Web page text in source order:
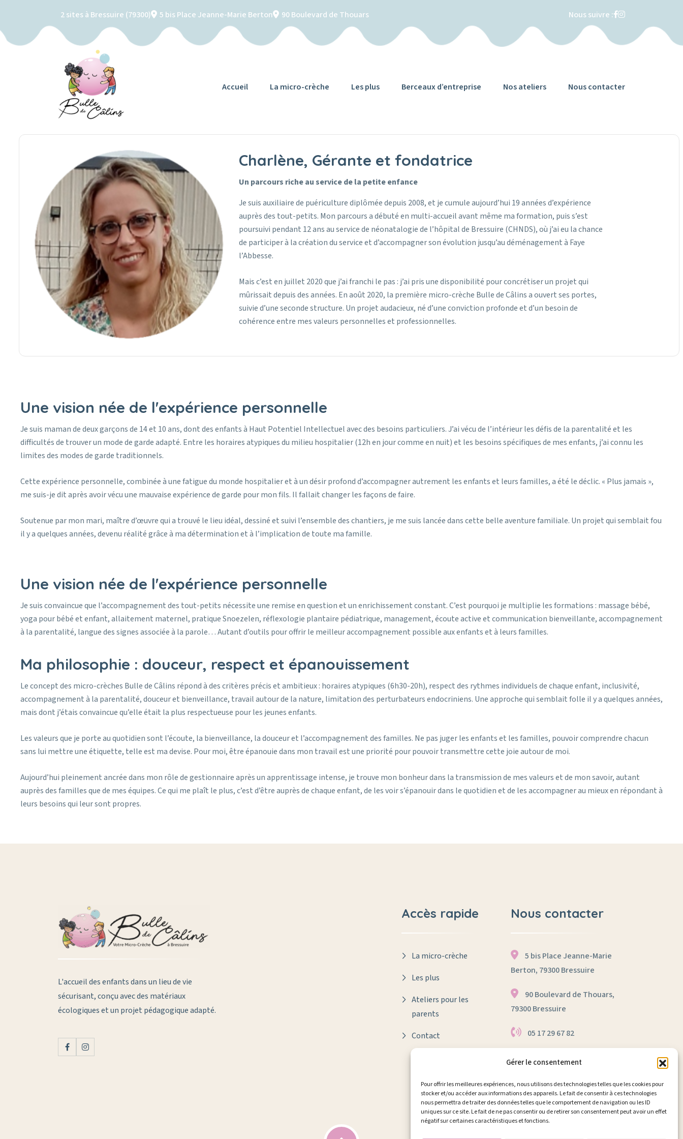
Gérer le consentement
Pour offrir les meilleures expériences, nous utilisons des technologies telles que les cookies pour
stocker et/ou accéder aux informations des appareils. Le fait de consentir à ces technologies
nous permettra de traiter des données telles que le comportement de navigation ou les ID
uniques sur ce site. Le fait de ne pas consentir ou de retirer son consentement peut avoir un effet
négatif sur certaines caractéristiques et fonctions.
2 sites à Bressuire (79300) 5 bis Place Jeanne-Marie Berton 90 Boulevard de Thouars Nous suivre :
Accueil La micro-crèche Les plus Berceaux d’entreprise Nos ateliers Nous contacter
Charlène, Gérante et fondatrice
Un parcours riche au service de la petite enfance
Je suis auxiliaire de puériculture diplômée depuis 2008, et je cumule aujourd’hui 19 années d’expérience
auprès des tout-petits. Mon parcours a débuté en multi-accueil avant même ma formation, puis s’est
poursuivi pendant 12 ans au service de néonatalogie de l’hôpital de Bressuire (CHNDS), où j’ai eu la chance
de participer à la création du service et d’accompagner son évolution jusqu’au déménagement à Faye
l’Abbesse.
Mais c’est en juillet 2020 que j’ai franchi le pas : j’ai pris une disponibilité pour concrétiser un projet qui
mûrissait depuis des années. En août 2020, la première micro-crèche Bulle de Câlins a ouvert ses portes,
suivie d’une seconde structure. Un projet audacieux, né d’une conviction profonde et d’un besoin de
cohérence entre mes valeurs personnelles et professionnelles.
Une vision née de l'expérience personnelle
Je suis maman de deux garçons de 14 et 10 ans, dont des enfants à Haut Potentiel Intellectuel avec des besoins particuliers. J’ai vécu de l’intérieur les défis de la parentalité et les
difficultés de trouver un mode de garde adapté. Entre les horaires atypiques du milieu hospitalier (12h en jour comme en nuit) et les besoins spécifiques de mes enfants, j’ai connu les
limites des modes de garde traditionnels.
Cette expérience personnelle, combinée à une fatigue du monde hospitalier et à un désir profond d’accompagner autrement les enfants et leurs familles, a été le déclic. « Plus jamais »,
me suis-je dit après avoir vécu une mauvaise expérience de garde pour mon fils. Il fallait changer les façons de faire.
Soutenue par mon mari, maître d’œuvre qui a trouvé le lieu idéal, dessiné et suivi l’ensemble des chantiers, je me suis lancée dans cette belle aventure familiale. Un projet qui semblait fou
il y a quelques années, devenu réalité grâce à ma détermination et à l’implication de toute ma famille.
Une vision née de l'expérience personnelle
Je suis convaincue que l’accompagnement des tout-petits nécessite une remise en question et un enrichissement constant. C’est pourquoi je multiplie les formations : massage bébé,
yoga pour bébé et enfant, allaitement maternel, pratique Snoezelen, réflexologie plantaire pédiatrique, management, écoute active et communication bienveillante, accompagnement
à la parentalité, langue des signes associée à la parole… Autant d’outils pour offrir le meilleur accompagnement possible aux enfants et à leurs familles.
Ma philosophie : douceur, respect et épanouissement
Le concept des micro-crèches Bulle de Câlins répond à des critères précis et ambitieux : horaires atypiques (6h30-20h), respect des rythmes individuels de chaque enfant, inclusivité,
accompagnement à la parentalité, douceur et bienveillance, travail autour de la nature, limitation des perturbateurs endocriniens. Une approche qui semblait folle il y a quelques années,
mais dont j’étais convaincue qu’elle était la plus respectueuse pour les jeunes enfants.
Les valeurs que je porte au quotidien sont l’écoute, la bienveillance, la douceur et l’accompagnement des familles. Ne pas juger les enfants et les familles, pouvoir comprendre chacun
sans lui mettre une étiquette, telle est ma devise. Pour moi, être épanouie dans mon travail est une priorité pour pouvoir transmettre cette joie autour de moi.
Aujourd’hui pleinement ancrée dans mon rôle de gestionnaire après un apprentissage intense, je trouve mon bonheur dans la transmission de mes valeurs et de mon savoir, autant
auprès des familles que de mes équipes. Ce qui me plaît le plus, c’est d’être auprès de chaque enfant, de les voir s’épanouir dans le quotidien et de les accompagner au mieux en répondant à
leurs besoins qui leur sont propres.
L'accueil des enfants dans un lieu de vie
sécurisant, conçu avec des matériaux
écologiques et un projet pédagogique adapté.
Accès rapide
La micro-crèche
Les plus
Ateliers pour les
parents
Contact
Nous contacter
5 bis Place Jeanne-Marie
Berton, 79300 Bressuire
90 Boulevard de Thouars,
79300 Bressuire
05 17 29 67 82
Nous contacter